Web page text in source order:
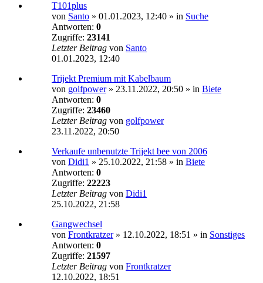
T101plus
von Santo » 01.01.2023, 12:40 » in Suche
Antworten: 0
Zugriffe: 23141
Letzter Beitrag von Santo
01.01.2023, 12:40
Trijekt Premium mit Kabelbaum
von golfpower» 23.11.2022, 20:50 » in Biete
Antworten: 0
Zugriffe: 23460
Letzter Beitrag von golfpower
23.11.2022, 20:50
Verkaufe unbenutzte Trijekt bee von 2006
von Didi1 » 25.10.2022, 21:58 » in Biete
Antworten: 0
Zugriffe: 22223
Letzter Beitrag von Didi1
25.10.2022, 21:58
Gangwechsel
von Frontkratzer» 12.10.2022, 18:51 » in Sonstiges
Antworten: 0
Zugriffe: 21597
Letzter Beitrag von Frontkratzer
12.10.2022, 18:51